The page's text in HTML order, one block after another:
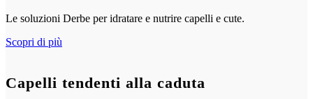
Le soluzioni Derbe per idratare e nutrire capelli e cute.
Scopri di più
Capelli tendenti alla caduta